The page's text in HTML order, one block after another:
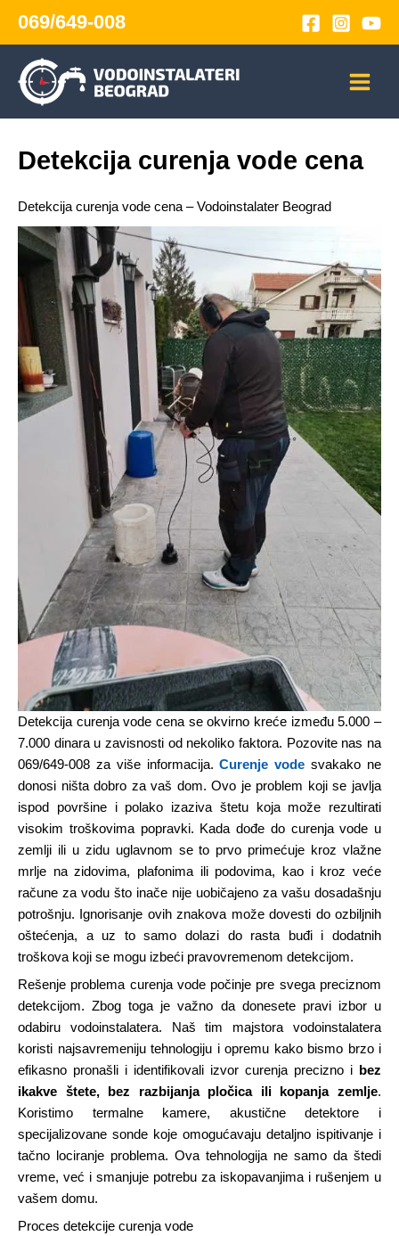
069/649-008
Detekcija curenja vode cena
Detekcija curenja vode cena – Vodoinstalater Beograd
Detekcija curenja vode cena se okvirno kreće između 5.000 –
7.000 dinara u zavisnosti od nekoliko faktora. Pozovite nas na
069/649-008 za više informacija.Curenje vode svakako ne
donosi ništa dobro za vaš dom. Ovo je problem koji se javlja
ispod površine i polako izaziva štetu koja može rezultirati
visokim troškovima popravki. Kada dođe do curenja vode u
zemlji ili u zidu uglavnom se to prvo primećuje kroz vlažne
mrlje na zidovima, plafonima ili podovima, kao i kroz veće
račune za vodu što inače nije uobičajeno za vašu dosadašnju
potrošnju. Ignorisanje ovih znakova može dovesti do ozbiljnih
oštećenja, a uz to samo dolazi do rasta buđi i dodatnih
troškova koji se mogu izbeći pravovremenom detekcijom.
Rešenje problema curenja vode počinje pre svega preciznom
detekcijom. Zbog toga je važno da donesete pravi izbor u
odabiru vodoinstalatera. Naš tim majstora vodoinstalatera
koristi najsavremeniju tehnologiju i opremu kako bismo brzo i
efikasno pronašli i identifikovali izvor curenja precizno i
bez
ikakve štete, bez razbijanja pločica ili kopanja zemlje.
Koristimo termalne kamere, akustične detektore i
specijalizovane sonde koje omogućavaju detaljno ispitivanje i
tačno lociranje problema. Ova tehnologija ne samo da štedi
vreme, već i smanjuje potrebu za iskopavanjima i rušenjem u
vašem domu.
Proces detekcije curenja vode